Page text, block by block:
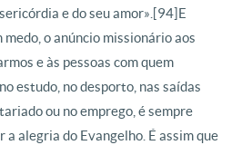
e do seu amor».[94]E
o anúncio missionário aos
e às pessoas com quem
estudo, no desporto, nas saídas
ou no emprego, é sempre
alegria do Evangelho. É assim que